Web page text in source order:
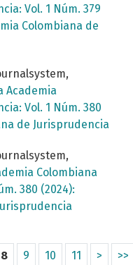
Vol. 1 Núm. 379
Colombiana de
Academia
Vol. 1 Núm. 380
de Jurisprudencia
Colombiana
380 (2024):
8 9 10 11 > >>